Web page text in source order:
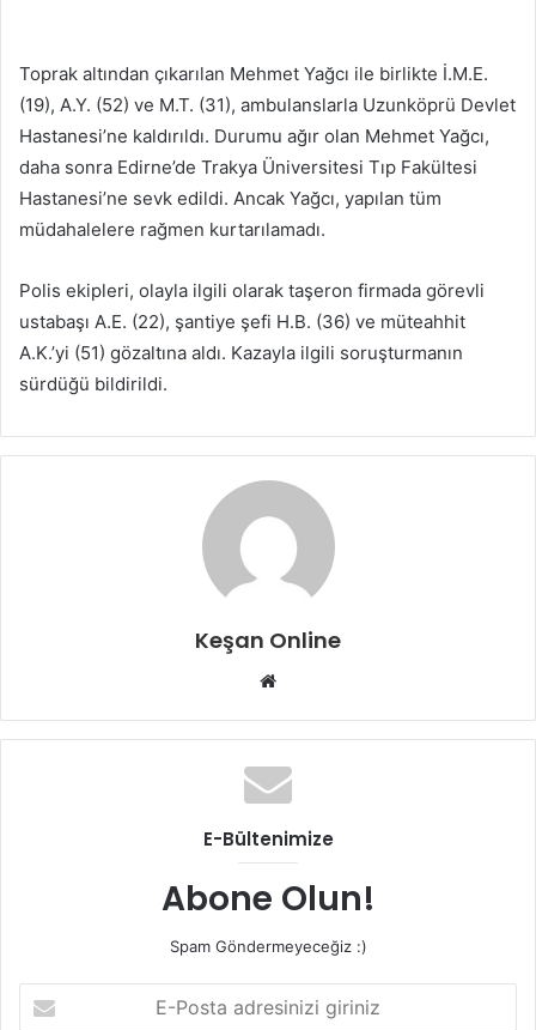
Toprak altından çıkarılan Mehmet Yağcı ile birlikte İ.M.E.
(19), A.Y. (52) ve M.T. (31), ambulanslarla Uzunköprü Devlet
Hastanesi’ne kaldırıldı. Durumu ağır olan Mehmet Yağcı,
daha sonra Edirne’de Trakya Üniversitesi Tıp Fakültesi
Hastanesi’ne sevk edildi. Ancak Yağcı, yapılan tüm
müdahalelere rağmen kurtarılamadı.
Polis ekipleri, olayla ilgili olarak taşeron firmada görevli
ustabaşı A.E. (22), şantiye şefi H.B. (36) ve müteahhit
A.K.’yi (51) gözaltına aldı. Kazayla ilgili soruşturmanın
sürdüğü bildirildi.
Keşan Online
Web
E-Bültenimize
Abone Olun!
Spam Göndermeyeceğiz :)
Posta